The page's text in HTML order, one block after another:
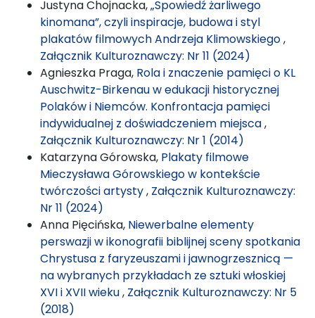
Justyna Chojnacka,„Spowiedź żarliwego
kinomana”, czyli inspiracje, budowa i styl
plakatów filmowych Andrzeja Klimowskiego,
Załącznik Kulturoznawczy: Nr 11 (2024)
Agnieszka Praga, Rola i znaczenie pamięci o KL
Auschwitz-Birkenau w edukacji historycznej
Polaków i Niemców. Konfrontacja pamięci
indywidualnej z doświadczeniem miejsca,
Załącznik Kulturoznawczy: Nr 1 (2014)
Katarzyna Górowska, Plakaty filmowe
Mieczysława Górowskiego w kontekście
twórczości artysty, Załącznik Kulturoznawczy:
Nr 11 (2024)
Anna Pięcińska, Niewerbalne elementy
perswazji w ikonografii biblijnej sceny spotkania
Chrystusa z faryzeuszami i jawnogrzesznicą —
na wybranych przykładach ze sztuki włoskiej
XVI i XVII wieku, Załącznik Kulturoznawczy: Nr 5
(2018)